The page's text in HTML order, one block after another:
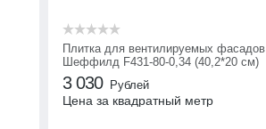
Плитка для вентилируемых фасадов
Шеффилд F431-80-0,34 (40,2*20 см)
3 030 Рублей
Цена за квадратный метр